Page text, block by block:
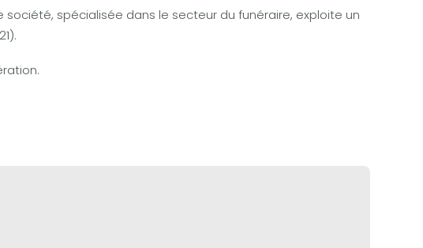
société, spécialisée dans le secteur du funéraire, exploite un